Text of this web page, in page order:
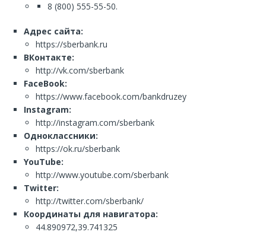
8 (800) 555-55-50.
Адрес сайта:
https://sberbank.ru
ВКонтакте:
http://vk.com/sberbank
FaceBook:
https://www.facebook.com/bankdruzey
Instagram:
http://instagram.com/sberbank
Одноклассники:
https://ok.ru/sberbank
YouTube:
http://www.youtube.com/sberbank
Twitter:
http://twitter.com/sberbank/
Координаты для навигатора:
44.890972,39.741325